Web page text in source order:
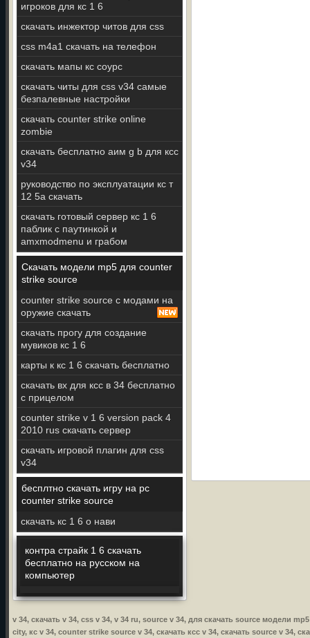
игроков для кс 1 6
скачать инжектор читов для css
css m4a1 скачать на телефон
скачать мапы кс соурс
скачать читы для css v34 самые
безпалевные настройки
скачать counter strike online
zombie
скачать бесплатно аим g b для ксс
v34
руководство по эксплуатации кс т
12 5а скачать
скачать готовый сервер кс 1 6
паблик с паутинкой и
amxmodmenu и грабом
Скачать модели mp5 для counter
strike source
counter strike source с модами на
оружие скачать
скачать прогу для создание
мувиков кс 1 6
карты к кс 1 6 скачать бесплатно
скачать вх для ксс в 34 бесплатно
с прицелом
counter strike v 1 6 version pack 4
2010 rus скачать сервер
скачать игровой плагин для css
v34
бесплтно скачать игру на pc
counter strike source
скачать кс 1 6 о нави
контра страйк 1 6 скачать
бесплатно на русском на
компьютер
v 34, скачать v 34, css v 34, v 34 ru, source v 34, для скачать source модели
city, кс v 34, counter strike source v 34, скачать ксс v 34, скачать source v 34,